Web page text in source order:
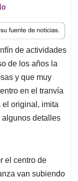
de actividades
de los años la
y que muy
en el tranvía
el original, imita
algunos detalles
el centro de
van subiendo